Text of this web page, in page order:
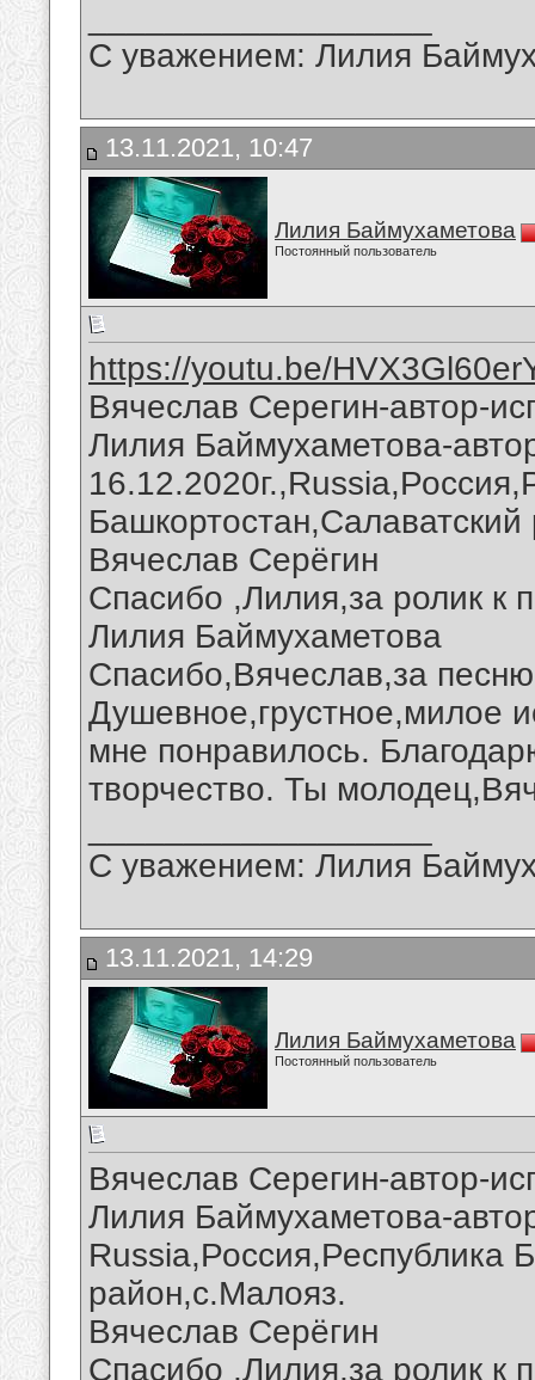
С уважением: Лилия
13.11.2021, 10:47
Лилия Баймухаметова
Постоянный пользователь
https://youtu.be/
Вячеслав Серегин-автор-
Лилия Баймухаметова-
Вячеслав Серёгин
Спасибо ,Лилия,за ролик к
Лилия Баймухаметова
Спасибо,Вячеслав,за
Душевное,грустное,милое
мне понравилось.
творчество. Ты
С уважением: Лилия
13.11.2021, 14:29
Лилия Баймухаметова
Постоянный пользователь
Вячеслав Серегин-автор-
Лилия Баймухаметова-
Russia,Россия,Республика
район,с.Малояз.
Вячеслав Серёгин
Спасибо ,Лилия,за ролик к